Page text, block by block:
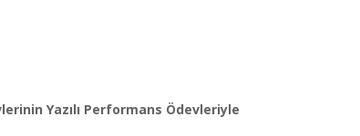
Yazılı Performans Ödevleriyle